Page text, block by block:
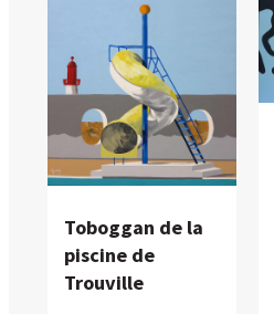
Toboggan de la
piscine de
Trouville